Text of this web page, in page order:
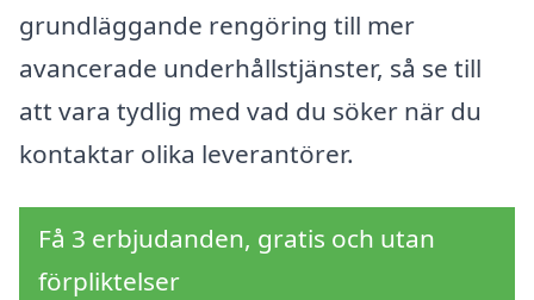
grundläggande rengöring till mer
avancerade underhållstjänster, så se till
att vara tydlig med vad du söker när du
kontaktar olika leverantörer.
Få 3 erbjudanden, gratis och utan
förpliktelser